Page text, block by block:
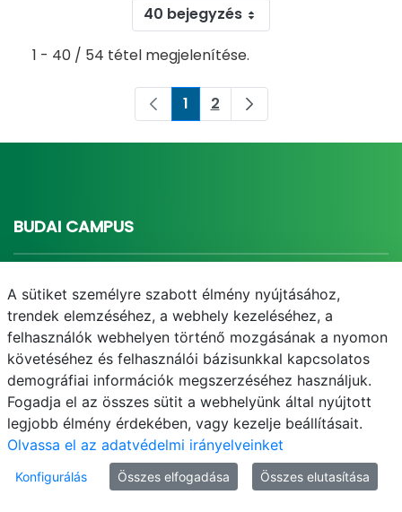
40 bejegyzés
1 - 40 / 54 tétel megjelenítése.
Oldal
1 Oldal
2
BUDAI CAMPUS
+36-1/305-7354, +36-1/305-7528
https://budaicampus.uni-mate.hu
foigazgato.buda@uni-mate.hu
Campus-főigazgató
Nyitrainé dr. Sárdy Diána
A sütiket személyre szabott élmény nyújtásához,
trendek elemzéséhez, a webhely kezeléséhez, a
felhasználók webhelyen történő mozgásának a nyomon
követéséhez és felhasználói bázisunkkal kapcsolatos
demográfiai információk megszerzéséhez használjuk.
Fogadja el az összes sütit a webhelyünk által nyújtott
legjobb élmény érdekében, vagy kezelje beállításait.
Olvassa el az adatvédelmi irányelveinket
Konfigurálás Összes elfogadása Összes elutasítása